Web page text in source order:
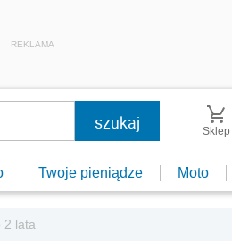
REKLAMA
Sklep
Twoje pieniądze Moto
2 lata